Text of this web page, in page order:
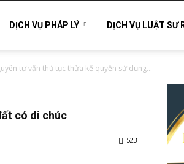
DỊCH VỤ PHÁP LÝ DỊCH VỤ LUẬT SƯ
tư vấn thủ tục thừa kế quyền sử dụng...
có di chúc
523